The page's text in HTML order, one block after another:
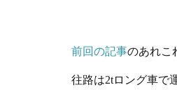
前回の記事のあれこ
往路は2tロング車で